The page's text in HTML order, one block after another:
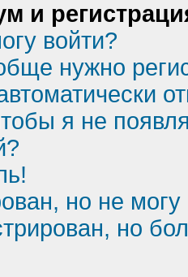
и
войти?
нужно
я не
но не могу
но